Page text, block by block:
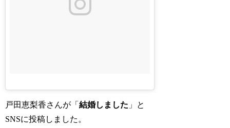
戸田恵梨香さんが「結婚しました 」と
SNSに投稿しました。